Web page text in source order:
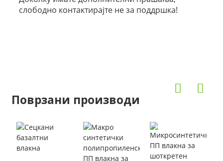
слободно контактирајте не за поддршка!
Поврзани производи